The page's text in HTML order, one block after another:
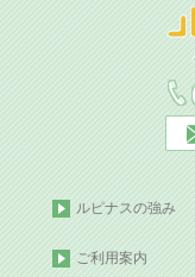
ルピナスの強み
ご利用案内